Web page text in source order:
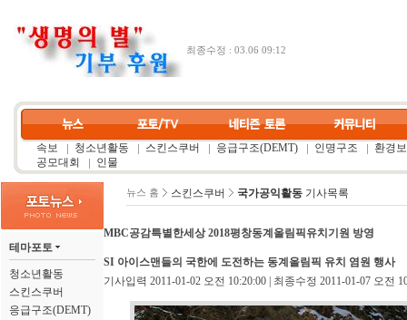
최종수정 : 03.06 09:12
속보 청소년활동 스킨스쿠버 응급구조(DEMT) 인명구조
환경
공모대회
인물
테마포토
청소년활동
스킨스쿠버
응급구조(DEMT)
뉴스 홈 스킨스쿠버 국가공익활동 기사목록
MBC공감특별한세상 2018평창동계올림픽유치기원 방영
SI 아이스맨들의 국한에 도전하는 동계올림픽 유치 염원 행사
기사입력 2011-01-02 오전 10:20:00 | 최종수정 2011-01-07 오전